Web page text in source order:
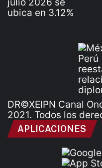
DR©XEIPN Canal
2021. Todos los
APLICACIONES